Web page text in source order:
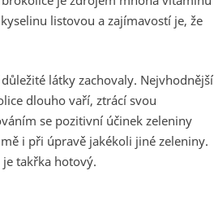
listovou a zajímavostí je, že
látky zachovaly. Nejvhodnější
dlouho vaří, ztrácí svou
se pozitivní účinek zeleniny
i při úpravě jakékoli jiné zeleniny.
takřka hotový.